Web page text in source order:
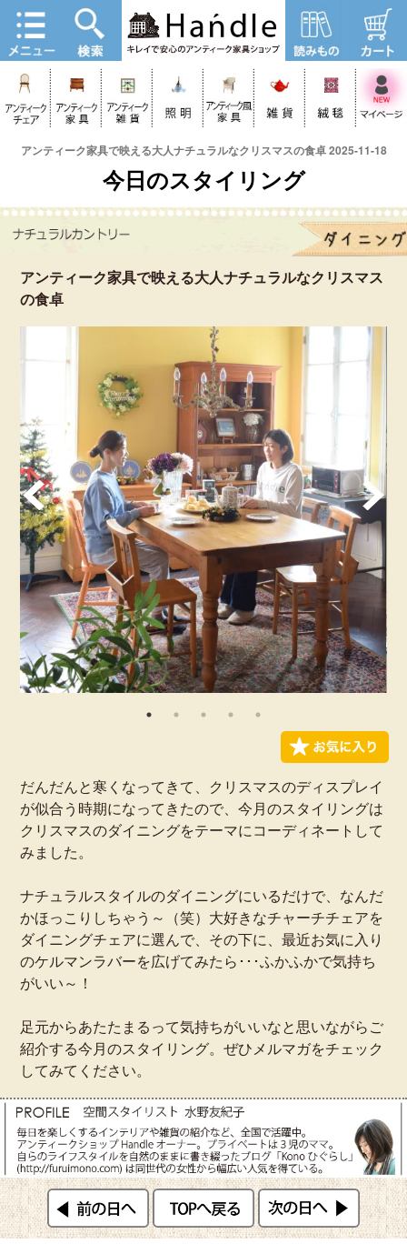
アンティーク家具で映える大人ナチュラルなクリスマスの食卓 2025-11-18
今日のスタイリング
アンティーク家具で映える大人ナチュラルなクリスマス
の食卓
だんだんと寒くなってきて、クリスマスのディスプレイ
が似合う時期になってきたので、今月のスタイリングは
クリスマスのダイニングをテーマにコーディネートして
みました。
ナチュラルスタイルのダイニングにいるだけで、なんだ
かほっこりしちゃう～（笑）大好きなチャーチチェアを
ダイニングチェアに選んで、その下に、最近お気に入り
のケルマンラバーを広げてみたら･･･ふかふかで気持ち
がいい～！
足元からあたたまるって気持ちがいいなと思いながらご
紹介する今月のスタイリング。ぜひメルマガをチェック
してみてください。